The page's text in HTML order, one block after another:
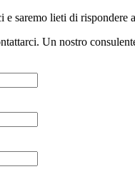
saremo lieti di rispondere
Un nostro